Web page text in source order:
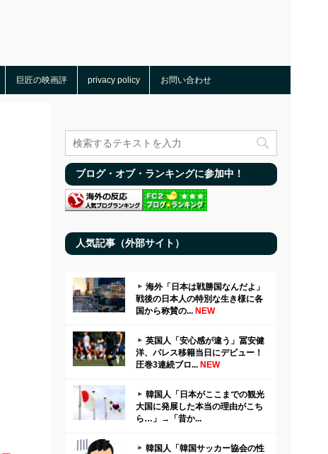
巨匠の映画評 privacy policy お問い合わせ
ブログ・オブ・ランキングに参加中！
人気記事（外部サイト）
海外「日本は戦勝国なんだよ」
戦後の日本人の特別な生き様に各
国から称賛の... NEW
英国人「安心感が違う」冨安健
洋、パレス移籍当日にデビュー！
圧巻3連続ブロ... NEW
韓国人「日本がここまでの観光
大国に発展した本当の理由がこち
ら…」→「昔か...
韓国人「韓国サッカー協会の性